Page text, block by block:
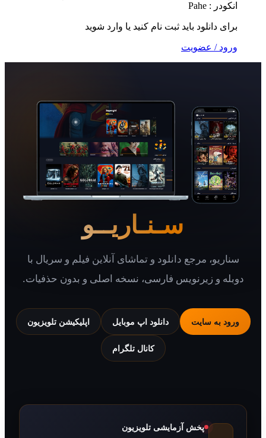
دانلود باید ثبت نام کنید یا وارد شوید
/ عضویت
سـنـاریــو
مرجع دانلود و تماشای آنلاین فیلم و سریال با
و زیرنویس فارسی، نسخه اصلی و بدون حذفیات.
به سایت دانلود اپ موبایل اپلیکیشن تلویزیون
کانال تلگرام
پخش آزمایشی تلویزیون